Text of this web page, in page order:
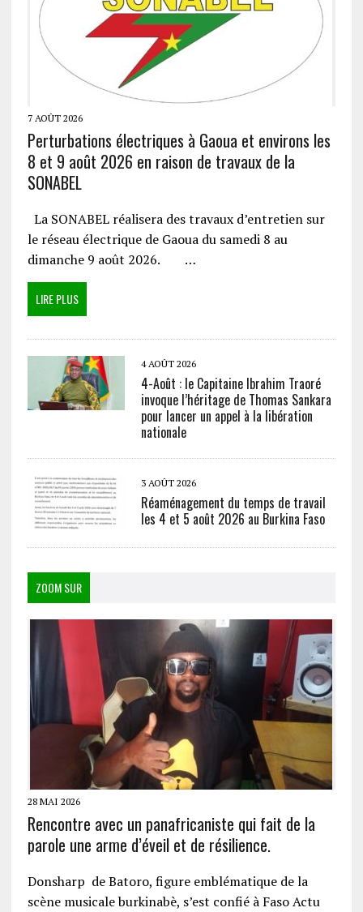
7 AOÛT 2026
Perturbations électriques à Gaoua et environs les
8 et 9 août 2026 en raison de travaux de la
SONABEL
La SONABEL réalisera des travaux d’entretien sur
le réseau électrique de Gaoua du samedi 8 au
dimanche 9 août 2026. …
LIRE PLUS
4 AOÛT 2026
4-Août : le Capitaine Ibrahim Traoré
invoque l’héritage de Thomas Sankara
pour lancer un appel à la libération
nationale
3 AOÛT 2026
Réaménagement du temps de travail
les 4 et 5 août 2026 au Burkina Faso
ZOOM SUR
28 MAI 2026
Rencontre avec un panafricaniste qui fait de la
parole une arme d’éveil et de résilience.
Donsharp de Batoro, figure emblématique de la
scène musicale burkinabè, s’est confié à Faso Actu